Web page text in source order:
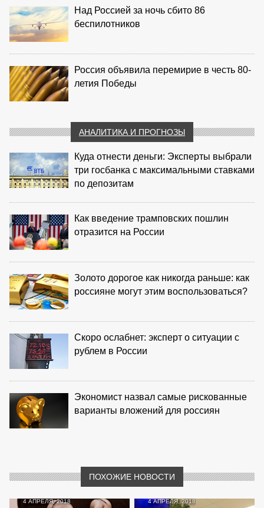
Над Россией за ночь сбито 86
беспилотников
Россия объявила перемирие в честь 80-
летия Победы
АНАЛИТИКА И ПРОГНОЗЫ
Куда отнести деньги: Эксперты выбрали
три госбанка с максимальными ставками
по депозитам
Как введение трамповских пошлин
отразится на России
Золото дорогое как никогда раньше: как
россияне могут этим воспользоваться?
Скоро ослабнет: эксперт о ситуации с
рублем в России
Экономист назвал самые рискованные
варианты вложений для россиян
ПОХОЖИЕ НОВОСТИ
4 АПРЕЛЯ, 2018 4 АПРЕЛЯ, 2018